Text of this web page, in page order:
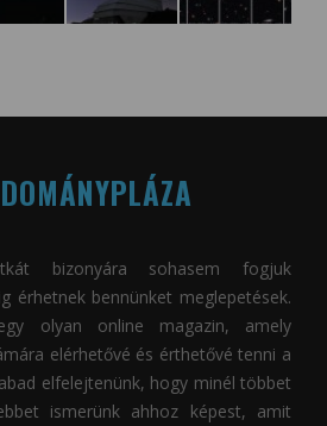
bizonyára sohasem fogjuk
érhetnek bennünket meglepetések.
olyan online magazin, amely
elérhetővé és érthetővé tenni a
elfelejtenünk, hogy minél többet
ismerünk ahhoz képest, amit